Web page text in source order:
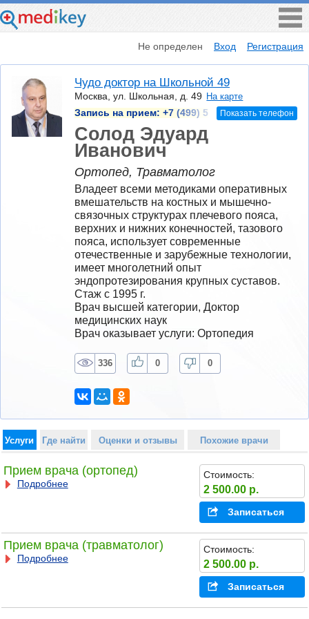
Не определен Вход Регистрация
Чудо доктор на Школьной 49
Москва, ул. Школьная, д. 49 На карте
Запись на прием: +7 (499) 5 Показать телефон
Солод Эдуард
Иванович
Ортопед, Травматолог
Владеет всеми методиками оперативных
вмешательств на костных и мышечно-
связочных структурах плечевого пояса,
верхних и нижних конечностей, тазового
пояса, использует современные
отечественные и зарубежные технологии,
имеет многолетний опыт
эндопротезирования крупных суставов.
Стаж с 1995 г.
Врач высшей категории, Доктор
медицинских наук
Врач оказывает услуги: Ортопедия
336 0 0
Услуги Где найти Оценки и отзывы Похожие врачи
Прием врача (ортопед)
Подробнее
Стоимость:
2 500.00 р.
Записаться
Прием врача (травматолог)
Подробнее
Стоимость:
2 500.00 р.
Записаться